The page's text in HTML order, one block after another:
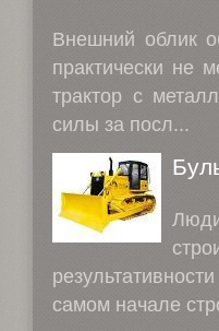
Внешний облик
практически не
трактор с
силы за посл...
самом начале